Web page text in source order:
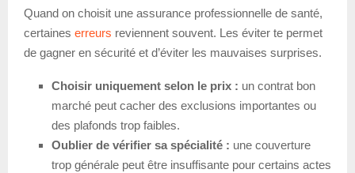
Quand on choisit une assurance professionnelle de santé,
certaines erreurs reviennent souvent. Les éviter te permet
de gagner en sécurité et d’éviter les mauvaises surprises.
Choisir uniquement selon le prix : un contrat bon
marché peut cacher des exclusions importantes ou
des plafonds trop faibles.
Oublier de vérifier sa spécialité : une couverture
trop générale peut être insuffisante pour certains actes